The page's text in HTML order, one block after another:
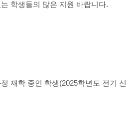
학생들의 많은 지원 바랍니다.
재학 중인 학생(2025학년도 전기 신